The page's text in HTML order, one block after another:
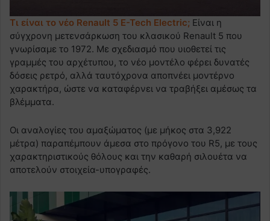
Τι είναι το νέο Renault 5 E-Tech Electric; Είναι η
σύγχρονη μετενσάρκωση του κλασικού Renault 5 που
γνωρίσαμε το 1972. Με σχεδιασμό που υιοθετεί τις
γραμμές του αρχέτυπου, το νέο μοντέλο φέρει δυνατές
δόσεις ρετρό, αλλά ταυτόχρονα αποπνέει μοντέρνο
χαρακτήρα, ώστε να καταφέρνει να τραβήξει αμέσως τα
βλέμματα.
Οι αναλογίες του αμαξώματος (με μήκος στα 3,922
μέτρα) παραπέμπουν άμεσα στο πρόγονο του R5, με τους
χαρακτηριστικούς θόλους και την καθαρή σιλουέτα να
αποτελούν στοιχεία-υπογραφές.